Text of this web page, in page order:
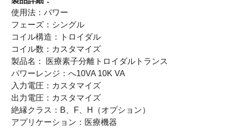
使用法：パワー
フェーズ： シングル
コイル構造：
トロイダル
コイル数： カスタマイズ
製品名：
医療素子分離トロイダルトランス
パワーレンジ：へ10VA 10KVA
入力電圧： カスタマイズ
出力電圧： カスタマイズ
絶縁クラス： B、F、H（オプション）
アプリケーション： 医療機器